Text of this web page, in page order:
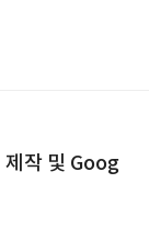
작 및 Goog